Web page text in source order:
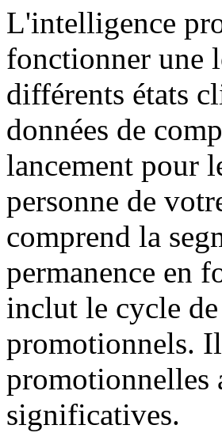
L'intelligence
fonctionner une
différents états
données de
lancement pour
personne de
comprend la
permanence en
inclut le cycle
promotionnels.
promotionnelles
significatives.